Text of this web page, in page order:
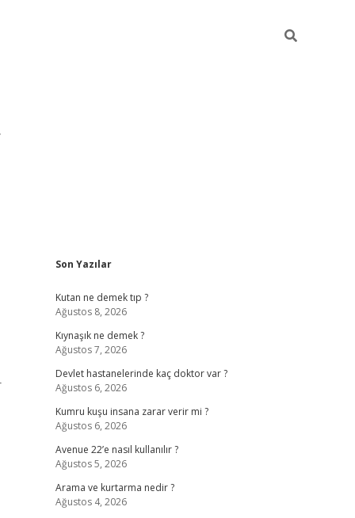
Sidebar
Son Yazılar
Kutan ne demek tıp ?
Ağustos 8, 2026
Kıynaşık ne demek ?
Ağustos 7, 2026
Devlet hastanelerinde kaç doktor var ?
Ağustos 6, 2026
Kumru kuşu insana zarar verir mi ?
Ağustos 6, 2026
Avenue 22’e nasıl kullanılır ?
Ağustos 5, 2026
Arama ve kurtarma nedir ?
Ağustos 4, 2026